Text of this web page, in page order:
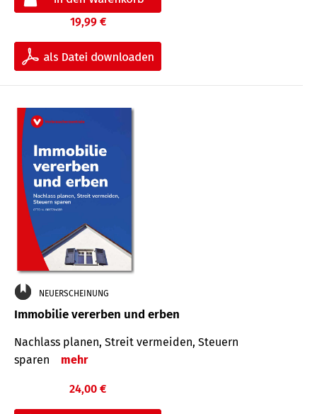
19,99 €
NEUERSCHEINUNG
Immobilie vererben und erben
Nachlass planen, Streit vermeiden, Steuern
sparen
mehr
24,00 €